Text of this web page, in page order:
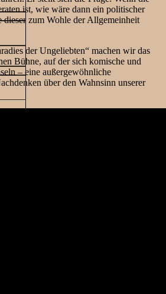
ist, wie wäre dann ein politischer
dieser zum Wohle der Allgemeinheit
der Ungeliebten“ machen wir das
Bühne, auf der sich komische und
– eine außergewöhnliche
über den Wahnsinn unserer